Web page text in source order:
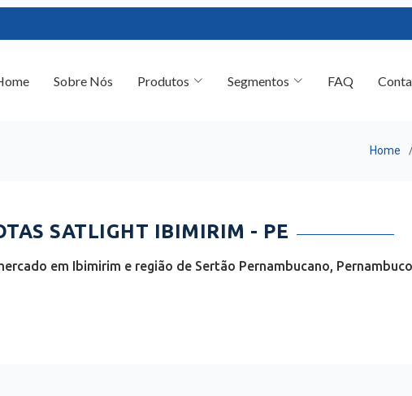
Home
SATLIGHT IBIMIRIM - PE
em Ibimirim e região de Sertão Pernambucano, Pernambuco.